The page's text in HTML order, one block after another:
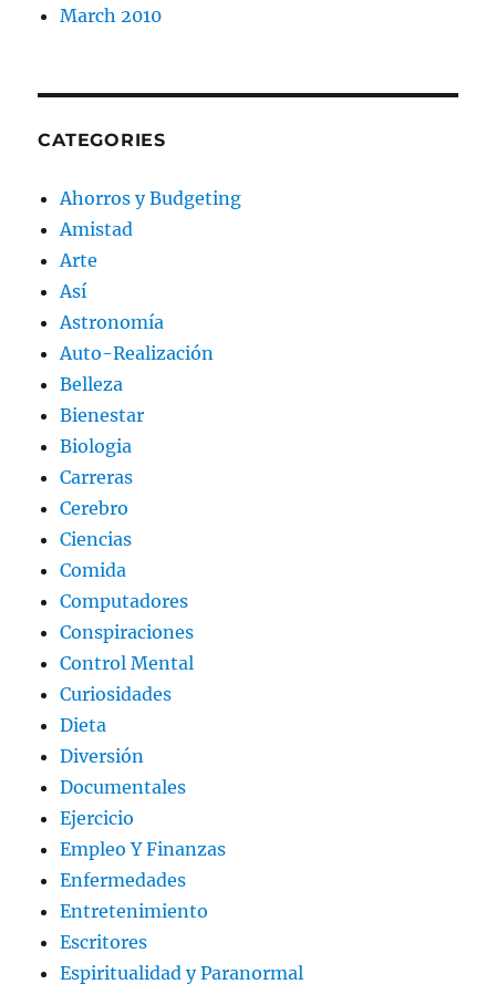
March 2010
CATEGORIES
Ahorros y Budgeting
Amistad
Arte
Así
Astronomía
Auto-Realización
Belleza
Bienestar
Biologia
Carreras
Cerebro
Ciencias
Comida
Computadores
Conspiraciones
Control Mental
Curiosidades
Dieta
Diversión
Documentales
Ejercicio
Empleo Y Finanzas
Enfermedades
Entretenimiento
Escritores
Espiritualidad y Paranormal